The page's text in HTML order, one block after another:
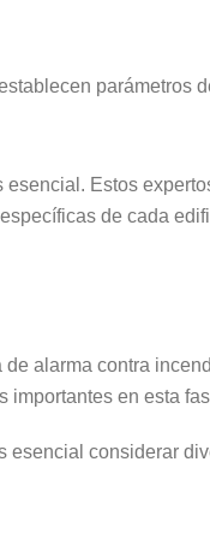
parámetros
Estos
de cada
alarma contra
importantes en esta
esencial considerar